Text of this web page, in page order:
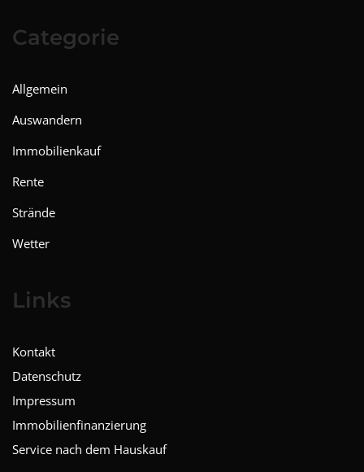
Categorie
Allgemein
Auswandern
Immobilienkauf
Rente
Strände
Wetter
Links
Kontakt
Datenschutz
Impressum
Immobilienfinanzierung
Service nach dem Hauskauf